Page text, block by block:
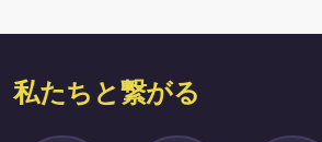
私たちと繋がる